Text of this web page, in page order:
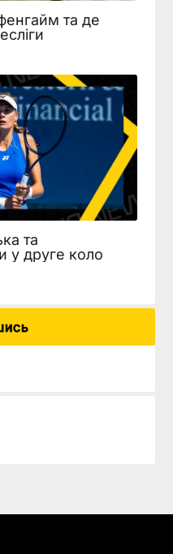
та де
та
у друге коло